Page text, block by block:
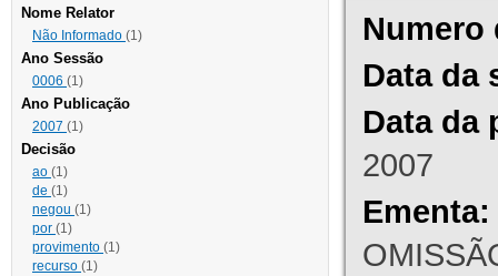
Nome Relator
Não Informado (1)
Ano Sessão
0006 (1)
Ano Publicação
2007 (1)
Decisão
ao (1)
de (1)
negou (1)
por (1)
provimento (1)
recurso (1)
Numero
Data da
Data da
2007
Ementa: